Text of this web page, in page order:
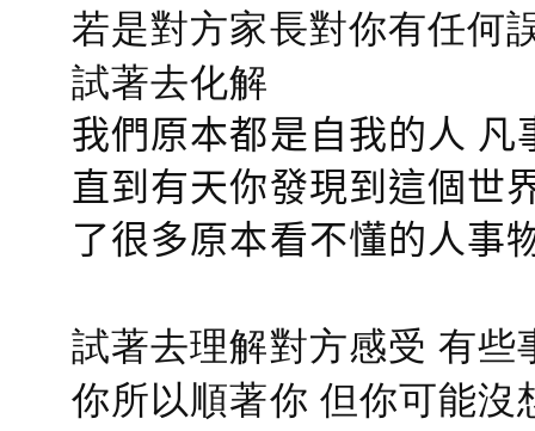
若是對方家長對你有任何
試著去化解
我們原本都是自我的人
直到有天你發現到這個世
了很多原本看不懂的人事
試著去理解對方感受 有
你所以順著你 但你可能